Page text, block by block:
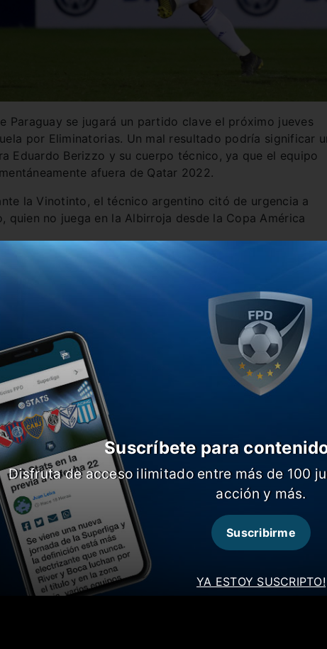
Paraguay se jugará un partido clave el próximo jueves
por Eliminatorias. Un mal resultado podría significar
Eduardo Berizzo y su cuerpo técnico, ya que el equipo
afuera de Qatar 2022.
la Vinotinto, el técnico argentino citó de urgencia a
quien no juega en la Albirroja desde la Copa América
fue debido a la baja de Antonio Sanabria, que fue
un problema familiar. Por otra parte, ya está nuevamente
haber cumplido una fecha de suspensión e iría de
goles de Tacuara en la Albirroja
YA ESTOY SUSCRIPTO!
Suscríbete para
Disfruta de acceso ilimitado entre más de 100
acción y más.
Suscribirme